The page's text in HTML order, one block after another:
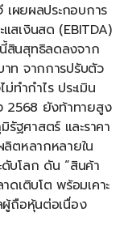
ผยผลประกอบการ
สเงินสด (EBITDA)
สินสุทธิลดลงจาก
ท จากการปรับตัว
ำกำไร ประเมิน
2568 ยังท้าทายสูง
ฐศาสตร์ และราคา
ตหลากหลายใน
บโลก ดัน “สินค้า
เติบโต พร้อมเคาะ
ถือหุ้นต่อเนื่อง